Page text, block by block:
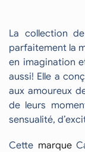
La collection
parfaitement la
en imagination
aussi! Elle a
aux amoureux
de leurs
sensualité,
Cette marque